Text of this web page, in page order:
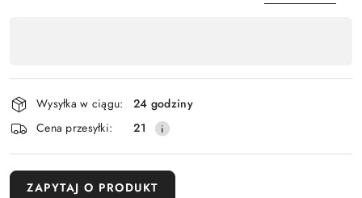
płatność
i
dostawa
Wysyłka w ciągu:
24 godziny
Cena przesyłki:
21
ZAPYTAJ O PRODUKT